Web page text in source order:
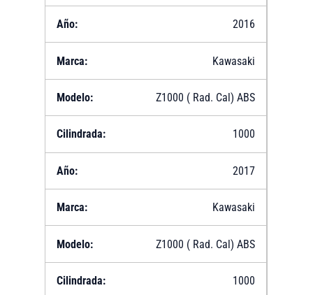
2016
Kawasaki
Z1000 ( Rad. Cal) ABS
1000
2017
Kawasaki
Z1000 ( Rad. Cal) ABS
1000